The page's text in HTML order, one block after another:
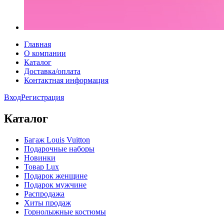
Главная
О компании
Каталог
Доставка/оплата
Контактная информация
ВходРегистрация
Каталог
Багаж Louis Vuitton
Подарочные наборы
Новинки
Товар Lux
Подарок женщине
Подарок мужчине
Распродажа
Хиты продаж
Горнолыжные костюмы